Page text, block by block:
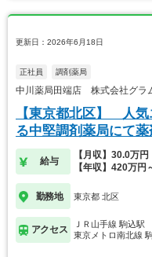
更新日：2026年6月18日
正社員 調剤薬局
中川薬局田端店 株式会社グラ
【東京都北区】 人
る中堅調剤薬局にて薬
給与
【月収】30.0万円
【年収】420万
勤務地 東京都 北区
アクセス
ＪＲ山手線 駒込駅
東京メトロ南北線